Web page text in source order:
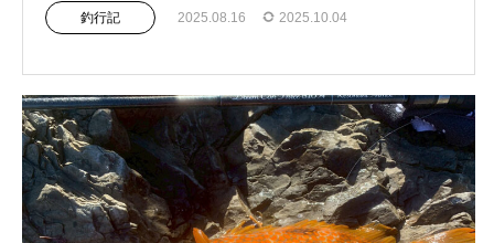
釣行記 2025.08.16 2025.10.04